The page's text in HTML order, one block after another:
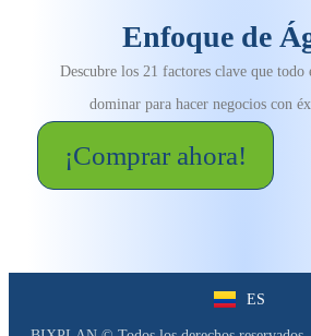
Enfoque de
Descubre los 21 factores clave que todo
dominar para hacer negocios con
¡Comprar ahora!
ES
EN